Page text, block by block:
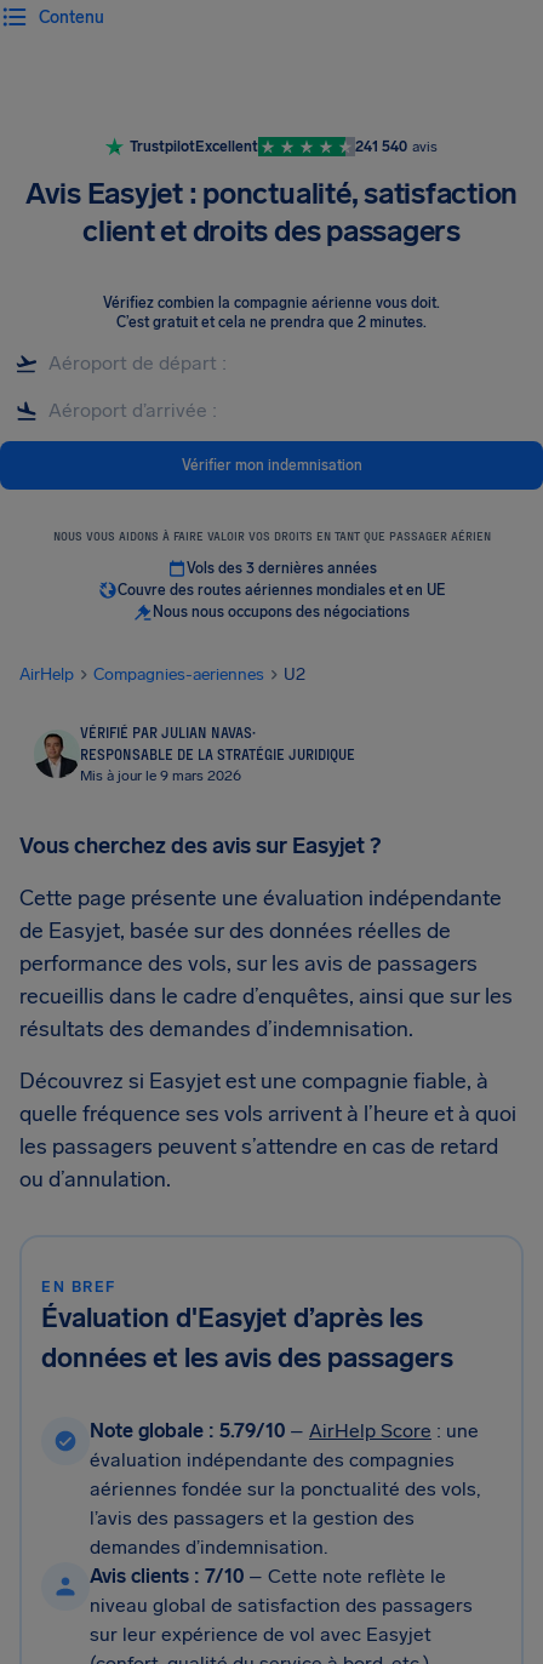
Contenu
TrustpilotExcellent 241 540 avis
Avis Easyjet : ponctualité, satisfaction
client et droits des passagers
Vérifiez combien la compagnie aérienne vous doit.
C’est gratuit et cela ne prendra que 2 minutes.
Vérifier mon indemnisation
NOUS VOUS AIDONS À FAIRE VALOIR VOS DROITS EN TANT QUE PASSAGER AÉRIEN
Vols des 3 dernières années
Couvre des routes aériennes mondiales et en UE
Nous nous occupons des négociations
AirHelp Compagnies-aeriennes U2
VÉRIFIÉ PAR JULIAN NAVAS·
RESPONSABLE DE LA STRATÉGIE JURIDIQUE
Mis à jour le 9 mars 2026
Vous cherchez des avis sur Easyjet ?
Cette page présente une évaluation indépendante
de Easyjet, basée sur des données réelles de
performance des vols, sur les avis de passagers
recueillis dans le cadre d’enquêtes, ainsi que sur les
résultats des demandes d’indemnisation.
Découvrez si Easyjet est une compagnie fiable, à
quelle fréquence ses vols arrivent à l’heure et à quoi
les passagers peuvent s’attendre en cas de retard
ou d’annulation.
EN BREF
Évaluation d'Easyjet d’après les
données et les avis des passagers
Note globale : 5.79/10 – AirHelp Score : une
évaluation indépendante des compagnies
aériennes fondée sur la ponctualité des vols,
l’avis des passagers et la gestion des
demandes d’indemnisation.
Avis clients : 7/10 – Cette note reflète le
niveau global de satisfaction des passagers
sur leur expérience de vol avec Easyjet